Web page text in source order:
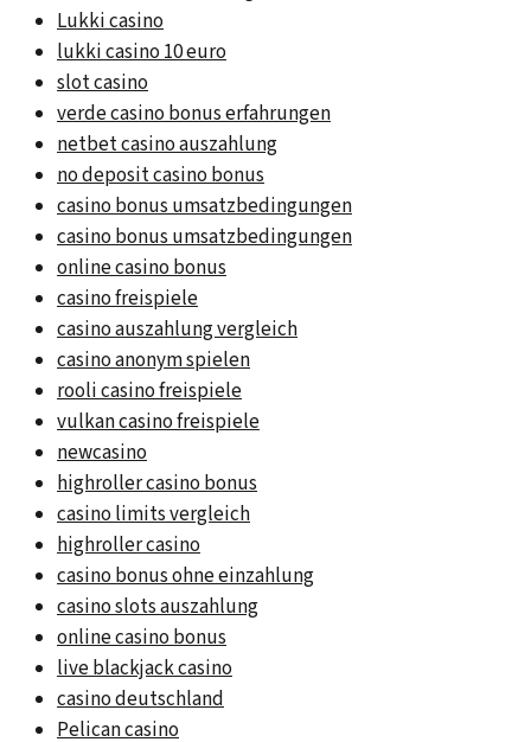
Lukki casino
lukki casino 10 euro
slot casino
verde casino bonus erfahrungen
netbet casino auszahlung
no deposit casino bonus
casino bonus umsatzbedingungen
casino bonus umsatzbedingungen
online casino bonus
casino freispiele
casino auszahlung vergleich
casino anonym spielen
rooli casino freispiele
vulkan casino freispiele
newcasino
highroller casino bonus
casino limits vergleich
highroller casino
casino bonus ohne einzahlung
casino slots auszahlung
online casino bonus
live blackjack casino
casino deutschland
Pelican casino